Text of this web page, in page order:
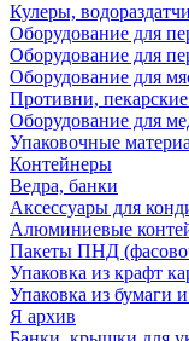
Кулеры,
Оборудование для
Оборудование для
Оборудование для
Противни,
Оборудование для
Упаковочные
Контейнеры
Ведра, банки
Аксессуары для
Алюминиевые
Пакеты ПНД
Упаковка из крафт
Упаковка из бумаги
Я архив